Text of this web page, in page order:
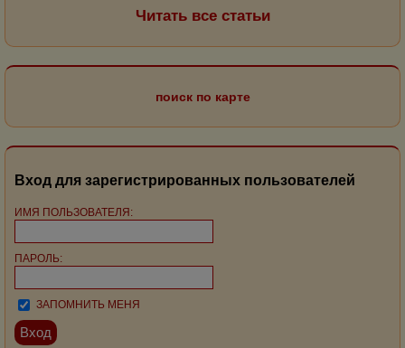
Читать все статьи
поиск по карте
Вход для зарегистрированных пользователей
ИМЯ ПОЛЬЗОВАТЕЛЯ:
ПАРОЛЬ:
ЗАПОМНИТЬ МЕНЯ